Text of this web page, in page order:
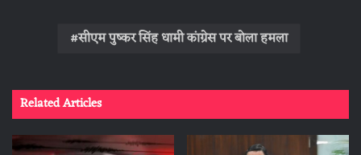
सीएम पुष्कर सिंह धामी कांग्रेस पर बोला हमला
Related Articles